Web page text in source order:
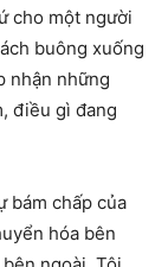
cho một người
buông xuống
nhận những
điều gì đang
bám chấp của
hóa bên